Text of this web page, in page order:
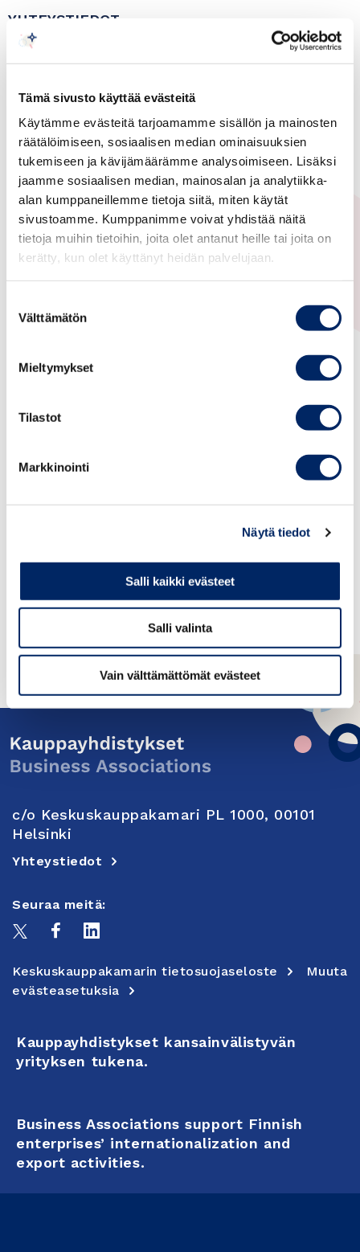
Tämä sivusto käyttää evästeitä
Käytämme evästeitä tarjoamamme sisällön ja mainosten
räätälöimiseen, sosiaalisen median ominaisuuksien
tukemiseen ja kävijämäärämme analysoimiseen. Lisäksi
jaamme sosiaalisen median, mainosalan ja analytiikka-
alan kumppaneillemme tietoja siitä, miten käytät
sivustoamme. Kumppanimme voivat yhdistää näitä
tietoja muihin tietoihin, joita olet antanut heille tai joita on
kerätty, kun olet käyttänyt heidän palvelujaan.
valinta
Välttämätön
Mieltymykset
Tilastot
Markkinointi
Näytä tiedot
Salli kaikki evästeet
Salli valinta
Vain välttämättömät evästeet
YHTEYSTIEDOT
IN ENGLISH
Afrikka-verkosto
09.10.2025
Afrikka, Yleinen
Finnish Southern Africa
Cooperation Institute
Symposium onDesert
Agriculture and Food Security
Namibia Scientific Society, Windhoek, Namibia
Institute (FSAI), Embassy of Finland Windhoek,
Namibia
Program(Zoom link at the end of the program)
c/o Keskuskauppakamari PL 1000, 00101
Helsinki
Yhteystiedot
Seuraa meitä:
Keskuskauppakamarin tietosuojaseloste
Muuta
evästeasetuksia
Kauppayhdistykset kansainvälistyvän
yrityksen tukena.
Business Associations support Finnish
enterprises’ internationalization and
export activities.